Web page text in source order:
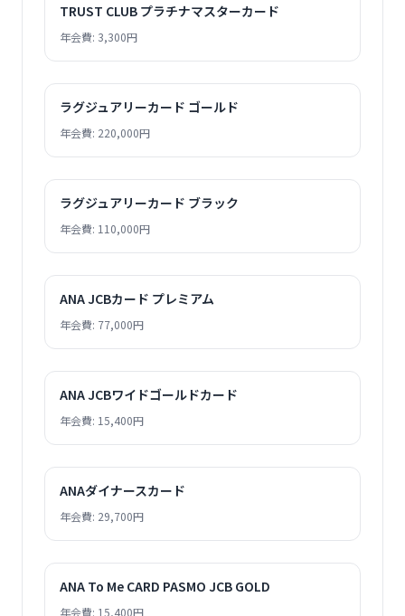
TRUST CLUB プラチナマスターカード
年会費: 3,300円
ラグジュアリーカード ゴールド
年会費: 220,000円
ラグジュアリーカード ブラック
年会費: 110,000円
ANA JCBカード プレミアム
年会費: 77,000円
ANA JCBワイドゴールドカード
年会費: 15,400円
ANAダイナースカード
年会費: 29,700円
ANA To Me CARD PASMO JCB GOLD
年会費: 15,400円